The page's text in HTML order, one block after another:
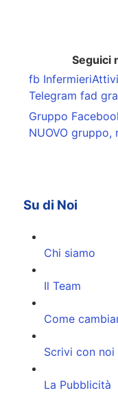
Seguici
fb InfermieriAttivi
Telegram fad
Gruppo
NUOVO gruppo,
Su di Noi
Chi siamo
Il Team
Come
Scrivi con noi
La Pubblicità